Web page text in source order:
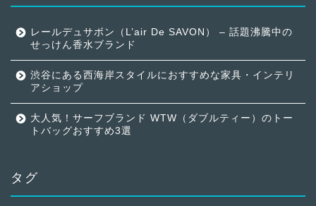
レールデュサボン（L’air De SAVON） – 話題沸騰中の
せっけん香水ブランド
渋谷にある西海岸スタイルにおすすめな家具・インテリ
アショップ
大人気！サーフブランド WTW（ダブルティー）のトー
トバッグおすすめ3選
タグ